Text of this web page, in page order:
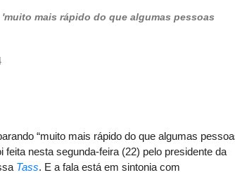
mais rápido do que algumas pessoas
“muito mais rápido do que algumas
feita nesta segunda-feira (22) pelo presidente da
Tass. E a fala está em sintonia com